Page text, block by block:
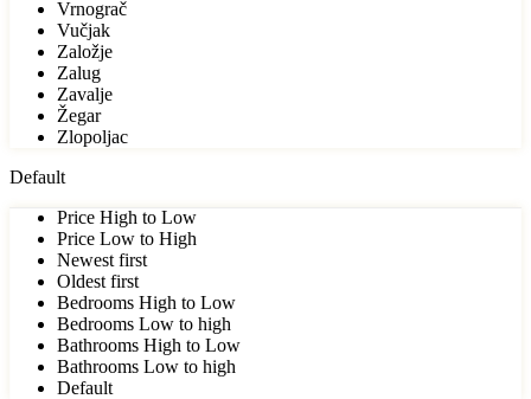
Vrnograč
Vučjak
Založje
Zalug
Zavalje
Žegar
Zlopoljac
Default
Price High to Low
Price Low to High
Newest first
Oldest first
Bedrooms High to Low
Bedrooms Low to high
Bathrooms High to Low
Bathrooms Low to high
Default